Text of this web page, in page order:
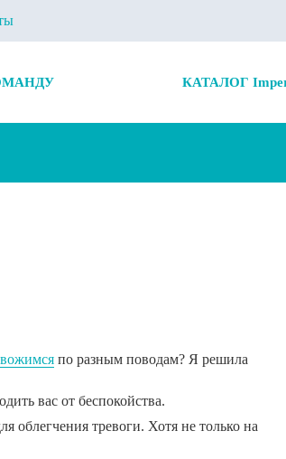
КАТАЛОГ
по разным поводам? Я решила
вас от беспокойства.
облегчения тревоги. Хотя не только на